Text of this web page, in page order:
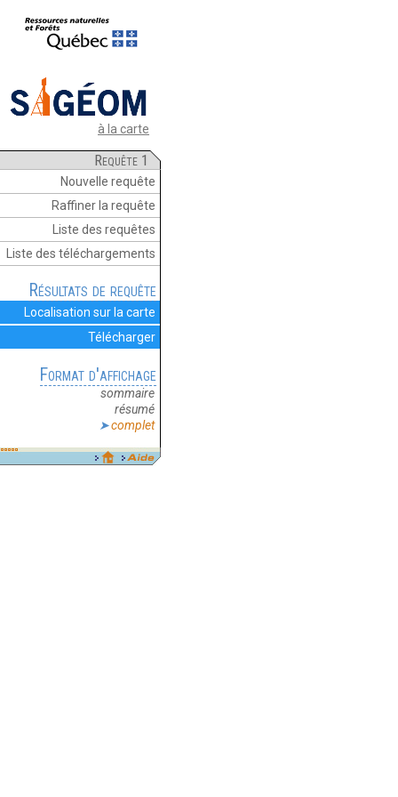
à la carte
Requête 1
Nouvelle requête
Raffiner la requête
Liste des requêtes
Liste des téléchargements
Résultats de requête
Localisation sur la carte
Télécharger
Format d'affichage
sommaire
résumé
complet